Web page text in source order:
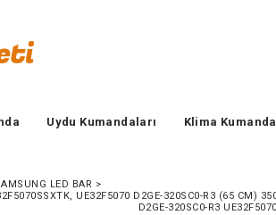
Uydu Kumandaları Klima Kumanda
LED BAR >
UE32F5070 D2GE-320SC0-R3 (65 CM)
D2GE-320SC0-R3